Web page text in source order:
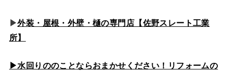
▶外装・屋根・外壁・樋の専門店【佐野スレート工業
所】
▶水回りののことならおまかせください！リフォームの